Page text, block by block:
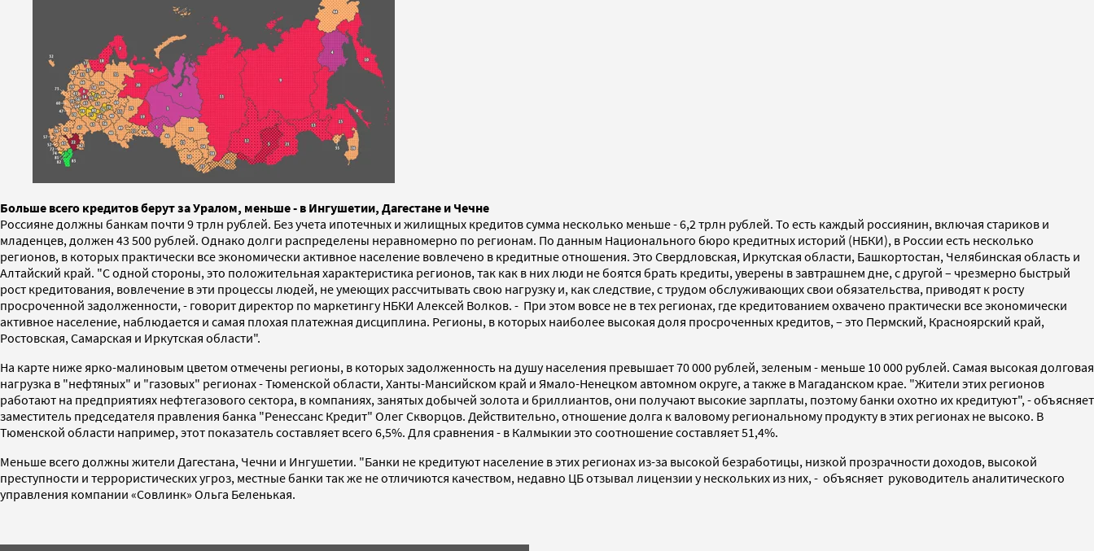
Больше всего кредитов берут за Уралом, меньше - в Ингушетии, Дагестане и Чечне
Россияне должны банкам почти 9 трлн рублей. Без учета ипотечных и жилищных кредитов сумма несколько меньше - 6,2 трлн рублей. То есть каждый россиянин, включая стариков и
младенцев, должен 43 500 рублей. Однако долги распределены неравномерно по регионам. По данным Национального бюро кредитных историй (НБКИ), в России есть несколько
регионов, в которых практически все экономически активное население вовлечено в кредитные отношения. Это Свердловская, Иркутская области, Башкортостан, Челябинская область и
Алтайский край. "С одной стороны, это положительная характеристика регионов, так как в них люди не боятся брать кредиты, уверены в завтрашнем дне, с другой – чрезмерно быстрый
рост кредитования, вовлечение в эти процессы людей, не умеющих рассчитывать свою нагрузку и, как следствие, с трудом обслуживающих свои обязательства, приводят к росту
просроченной задолженности, - говорит директор по маркетингу НБКИ Алексей Волков. - При этом вовсе не в тех регионах, где кредитованием охвачено практически все экономически
активное население, наблюдается и самая плохая платежная дисциплина. Регионы, в которых наиболее высокая доля просроченных кредитов, – это Пермский, Красноярский край,
Ростовская, Самарская и Иркутская области".
На карте ниже ярко-малиновым цветом отмечены регионы, в которых задолженность на душу населения превышает 70 000 рублей, зеленым - меньше 10 000 рублей. Самая высокая долговая
нагрузка в "нефтяных" и "газовых" регионах - Тюменской области, Ханты-Мансийском край и Ямало-Ненецком автомном округе, а также в Магаданском крае. "Жители этих регионов
работают на предприятиях нефтегазового сектора, в компаниях, занятых добычей золота и бриллиантов, они получают высокие зарплаты, поэтому банки охотно их кредитуют", - объясняет
заместитель председателя правления банка "Ренессанс Кредит" Олег Скворцов. Действительно, отношение долга к валовому региональному продукту в этих регионах не высоко. В
Тюменской области например, этот показатель составляет всего 6,5%. Для сравнения - в Калмыкии это соотношение составляет 51,4%.
Меньше всего должны жители Дагестана, Чечни и Ингушетии. "Банки не кредитуют население в этих регионах из-за высокой безработицы, низкой прозрачности доходов, высокой
преступности и террористических угроз, местные банки так же не отличиются качеством, недавно ЦБ отзывал лицензии у нескольких из них, - объясняет руководитель аналитического
управления компании «Совлинк» Ольга Беленькая.